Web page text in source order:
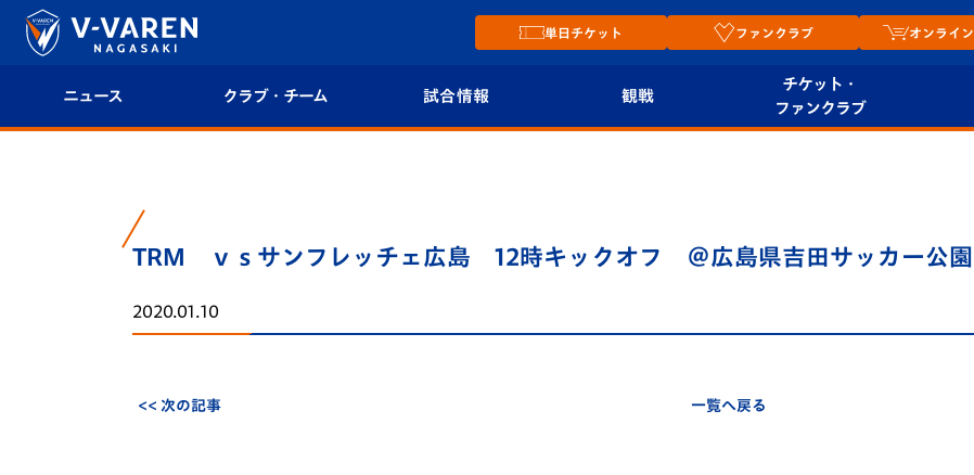
単日チケット ファンクラブ オンライン
ニュース クラブ・チーム
クラブ概要
エンブレム紹介
試合情報
順位表
観戦
チケット・
ファンクラブ
プレイヤーズスイート
TRM ｖｓサンフレッチェ広島 12時キックオフ ＠広島県吉田サッカー公園
2020.01.10
<< 次の記事 一覧へ戻る